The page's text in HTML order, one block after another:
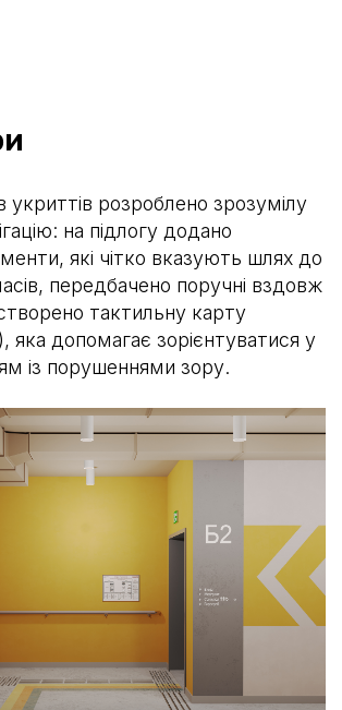
укриттів розроблено зрозумілу
на підлогу додано
які чітко вказують шлях до
передбачено поручні вздовж
тактильну карту
допомагає зорієнтуватися у
із порушеннями зору.